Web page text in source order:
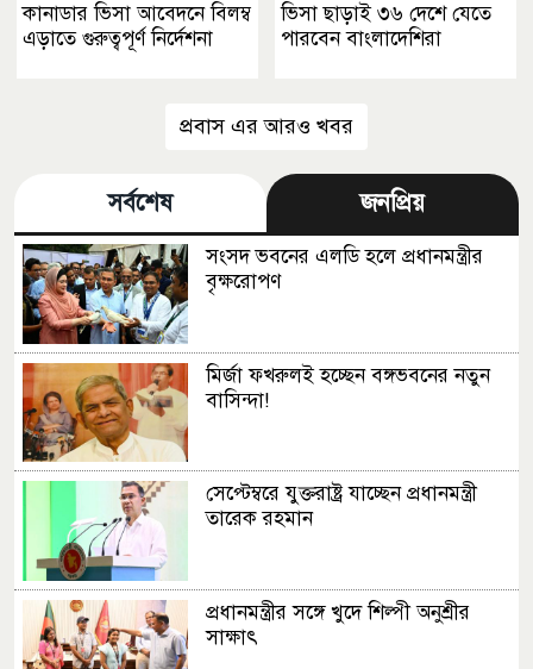
কানাডার ভিসা আবেদনে বিলম্ব
এড়াতে গুরুত্বপূর্ণ নির্দেশনা
ভিসা ছাড়াই ৩৬ দেশে যেতে
পারবেন বাংলাদেশিরা
প্রবাস এর আরও খবর
সর্বশেষ জনপ্রিয়
সংসদ ভবনের এলডি হলে প্রধানমন্ত্রীর
বৃক্ষরোপণ
মির্জা ফখরুলই হচ্ছেন বঙ্গভবনের নতুন
বাসিন্দা!
সেপ্টেম্বরে যুক্তরাষ্ট্র যাচ্ছেন প্রধানমন্ত্রী
তারেক রহমান
প্রধানমন্ত্রীর সঙ্গে খুদে শিল্পী অনুশ্রীর
সাক্ষাৎ